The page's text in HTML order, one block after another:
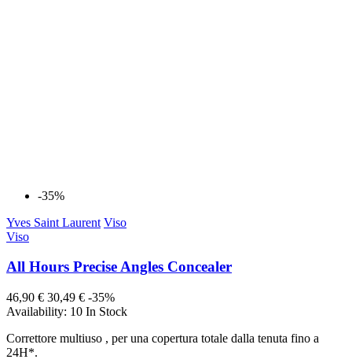
-35%
Yves Saint Laurent Viso
Viso
All Hours Precise Angles Concealer
46,90 € 30,49 € -35%
Availability: 10 In Stock
Correttore multiuso , per una copertura totale dalla tenuta fino a
24H*.